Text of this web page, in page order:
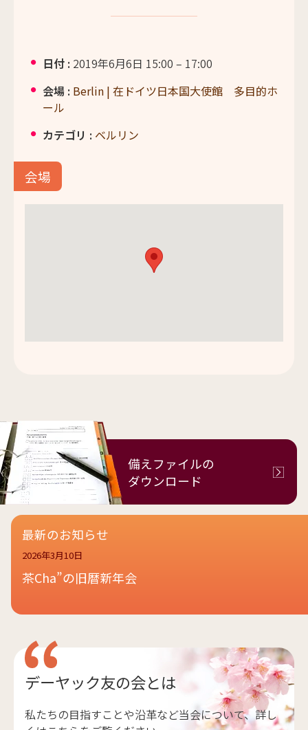
日付 : 2019年6月6日 15:00 – 17:00
会場 : Berlin | 在ドイツ日本国大使館 多目的ホ
ール
カテゴリ : ベルリン
会場
備えファイルの
ダウンロード
最新のお知らせ
2026年3月10日
茶Cha”の旧暦新年会
デーヤック友の会とは
私たちの目指すことや沿革など当会について、詳し